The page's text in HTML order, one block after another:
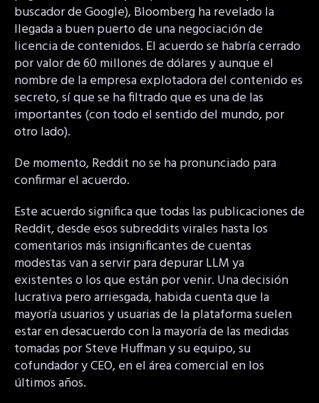
buscador de Google), Bloomberg ha revelado la
llegada a buen puerto de una negociación de
licencia de contenidos. El acuerdo se habría cerrado
por valor de 60 millones de dólares y aunque el
nombre de la empresa explotadora del contenido es
secreto, sí que se ha filtrado que es una de las
importantes (con todo el sentido del mundo, por
otro lado).
De momento, Reddit no se ha pronunciado para
confirmar el acuerdo.
Este acuerdo significa que todas las publicaciones de
Reddit, desde esos subreddits virales hasta los
comentarios más insignificantes de cuentas
modestas van a servir para depurar LLM ya
existentes o los que están por venir. Una decisión
lucrativa pero arriesgada, habida cuenta que la
mayoría usuarios y usuarias de la plataforma suelen
estar en desacuerdo con la mayoría de las medidas
tomadas por Steve Huffman y su equipo, su
cofundador y CEO, en el área comercial en los
últimos años.